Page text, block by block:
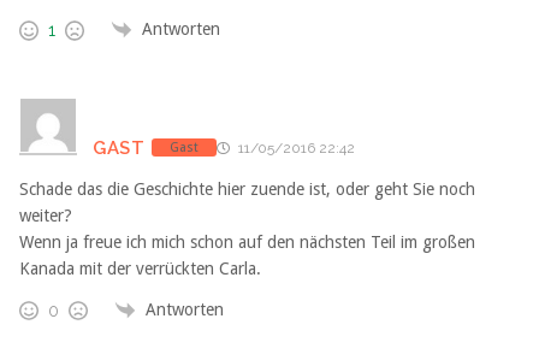
1 Antworten
GAST Gast 11/05/2016 22:42
Schade das die Geschichte hier zuende ist, oder geht Sie noch
weiter?
Wenn ja freue ich mich schon auf den nächsten Teil im großen
Kanada mit der verrückten Carla.
0 Antworten